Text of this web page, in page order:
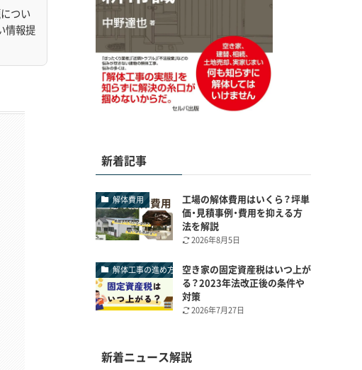
つい
情報提
新着記事
解体費用
工場の解体費用はいくら？坪単
価・見積事例・費用を抑える方
法を解説
2026年8月5日
解体工事の進め方
空き家の固定資産税はいつ上が
る？2023年法改正後の条件や
対策
2026年7月27日
新着ニュース解説